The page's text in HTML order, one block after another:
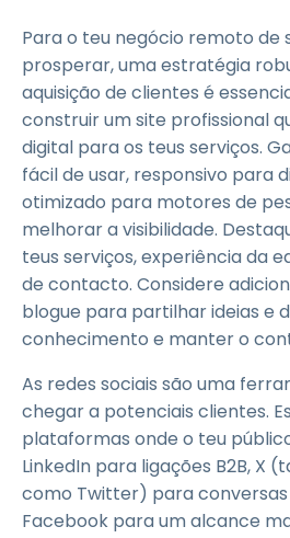
Para o teu negócio remoto de
prosperar, uma estratégia
aquisição de clientes é
construir um site profissional
digital para os teus serviços.
fácil de usar, responsivo para
otimizado para motores de
melhorar a visibilidade.
teus serviços, experiência da
de contacto. Considere
blogue para partilhar ideias e
conhecimento e manter o
As redes sociais são uma
chegar a potenciais clientes.
plataformas onde o teu
LinkedIn para ligações B2B, X
como Twitter) para
Facebook para um alcance